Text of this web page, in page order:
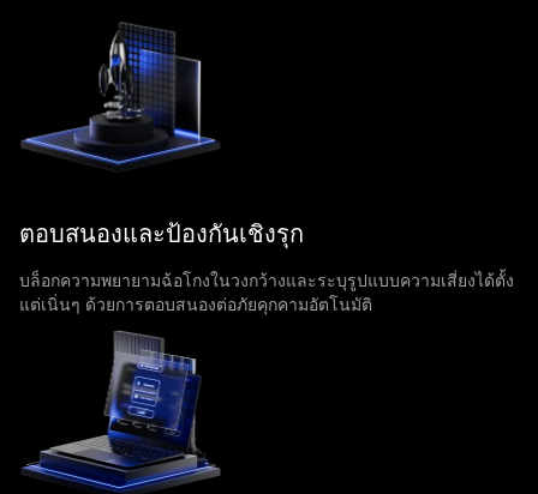
ตอบสนองและป้องกันเชิงรุก
บล็อกความพยายามฉ้อโกงในวงกว้างและระบุรูปแบบความเสี่ยงได้ตั้ง
แต่เนิ่นๆ ด้วยการตอบสนองต่อภัยคุกคามอัตโนมัติ